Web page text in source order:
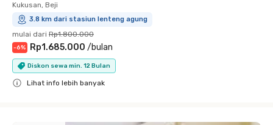
Kukusan, Beji
3.8 km dari stasiun lenteng agung
mulai dari Rp1.800.000
-6% Rp1.685.000 /bulan
Diskon sewa min. 12 Bulan
Lihat info lebih banyak